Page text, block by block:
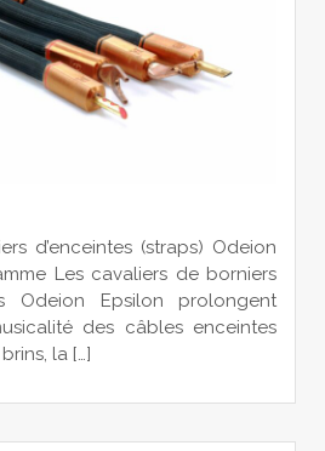
d’enceintes (straps) Odeion
Les cavaliers de borniers
Odeion Epsilon prolongent
des câbles enceintes
la […]